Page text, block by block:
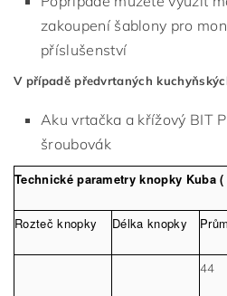
zakoupení šablony pro
příslušenství
V případě předvrtaných
Aku vrtačka a křížový BIT
šroubovák
Technické parametry knopky Kuba
Rozteč knopky Délka knopky
44